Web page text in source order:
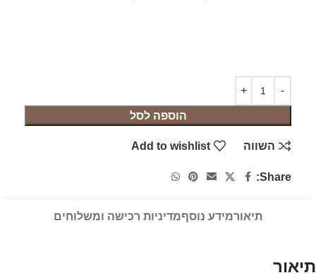
הוספה לסל
השווה Add to wishlist
Share:
תיאורמידע נוסףמדיניות רכישה ומשלוחים
תיאור